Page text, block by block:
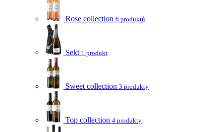
Rose collection 6 produktů
Sekt 1 produkt
Sweet collection 3 produkty
Top collection 4 produkty